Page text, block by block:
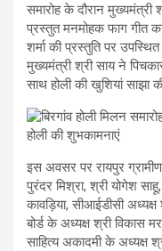
समारोह के दौरान मुख्यमंत्री
प्रस्तुत मनमोहक फाग गीत
शर्मा की प्रस्तुति पर
मुख्यमंत्री श्री साय ने
साथ होली की खुशियां साझा
इस अवसर पर रायपुर
पुरंदर मिश्रा, श्री योगेश
कावड़िया, सीआईडीसी
बोर्ड के अध्यक्ष श्री विकास
साहित्य अकादमी के अध्यक्ष